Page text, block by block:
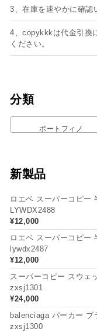
3、在庫を速やかに確認
4、copykkkは代金引換
ください。
分類
ポートフィノ
新製品
ロエベ スーパーコピー
LYWDX2488
¥12,000
ロエベ スーパーコピー
lywdx2487
¥12,000
スーパーコピー スウェ
zxsj1301
¥24,000
balenciaga パーカー
zxsj1300